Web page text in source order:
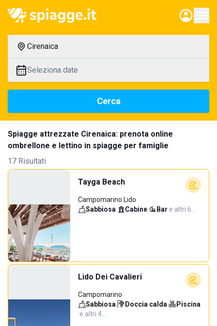
Cirenaica
Seleziona date
Cerca
Spiagge attrezzate Cirenaica: prenota online
ombrellone e lettino in spiagge per famiglie
17 Risultati
Tayga Beach
Campomarino Lido
Sabbiosa· Cabine· Bar·e altri 6…
Lido Dei Cavalieri
Campomarino
Sabbiosa· Doccia calda·
Piscina
·e altri 4…